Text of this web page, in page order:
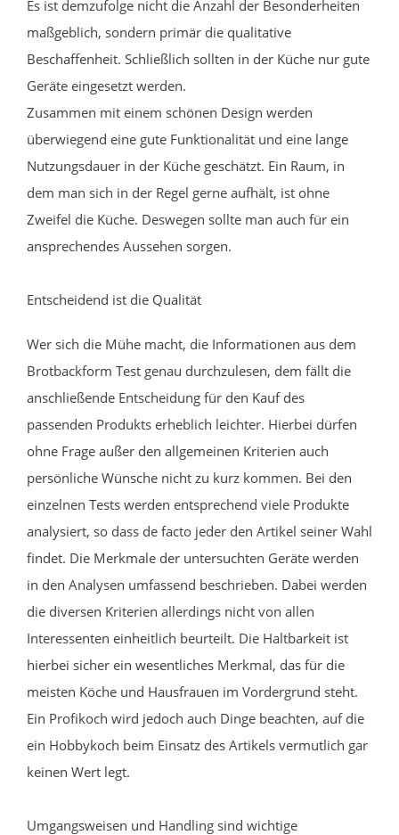
Es ist demzufolge nicht die Anzahl der Besonderheiten
maßgeblich, sondern primär die qualitative
Beschaffenheit. Schließlich sollten in der Küche nur gute
Geräte eingesetzt werden.
Zusammen mit einem schönen Design werden
überwiegend eine gute Funktionalität und eine lange
Nutzungsdauer in der Küche geschätzt. Ein Raum, in
dem man sich in der Regel gerne aufhält, ist ohne
Zweifel die Küche. Deswegen sollte man auch für ein
ansprechendes Aussehen sorgen.
Entscheidend ist die Qualität
Wer sich die Mühe macht, die Informationen aus dem
Brotbackform Test genau durchzulesen, dem fällt die
anschließende Entscheidung für den Kauf des
passenden Produkts erheblich leichter. Hierbei dürfen
ohne Frage außer den allgemeinen Kriterien auch
persönliche Wünsche nicht zu kurz kommen. Bei den
einzelnen Tests werden entsprechend viele Produkte
analysiert, so dass de facto jeder den Artikel seiner Wahl
findet. Die Merkmale der untersuchten Geräte werden
in den Analysen umfassend beschrieben. Dabei werden
die diversen Kriterien allerdings nicht von allen
Interessenten einheitlich beurteilt. Die Haltbarkeit ist
hierbei sicher ein wesentliches Merkmal, das für die
meisten Köche und Hausfrauen im Vordergrund steht.
Ein Profikoch wird jedoch auch Dinge beachten, auf die
ein Hobbykoch beim Einsatz des Artikels vermutlich gar
keinen Wert legt.
Umgangsweisen und Handling sind wichtige